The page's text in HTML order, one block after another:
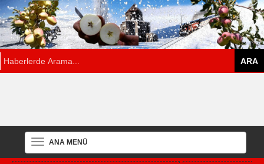
ANA MENÜ